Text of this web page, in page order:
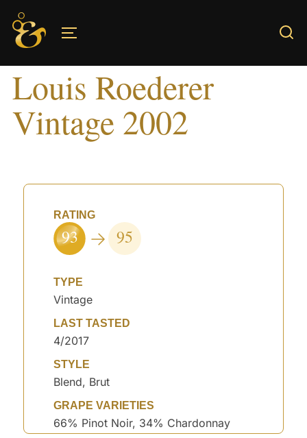
Skip
content
Louis Roederer
Vintage 2002
RATING
93 95
TYPE
Vintage
LAST TASTED
4/2017
STYLE
Blend, Brut
GRAPE VARIETIES
66% Pinot Noir, 34% Chardonnay